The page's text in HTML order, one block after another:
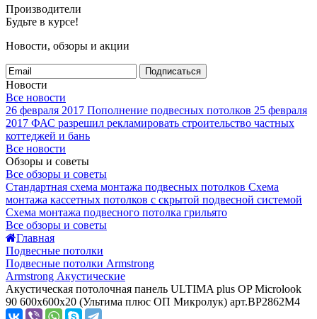
Производители
Будьте в курсе!
Новости, обзоры и акции
Подписаться
Новости
Все новости
26 февраля 2017 Пополнение подвесных потолков 25 февраля
2017 ФАС разрешил рекламировать строительство частных
коттеджей и бань
Все новости
Обзоры и советы
Все обзоры и советы
Стандартная схема монтажа подвесных потолков Схема
монтажа кассетных потолков с скрытой подвесной системой
Схема монтажа подвесного потолка грильято
Все обзоры и советы
Главная
Подвесные потолки
Подвесные потолки Armstrong
Armstrong Акустические
Акустическая потолочная панель ULTIMA plus OP Microlook
90 600x600x20 (Ультима плюс ОП Микролук) арт.BP2862M4